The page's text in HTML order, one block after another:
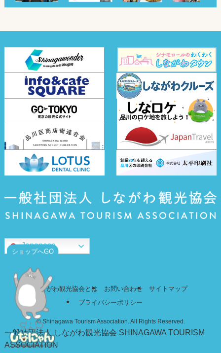
Japanese
しながわ観光協会とは お問い合わせ
サイトマップ
プライバシーポリシー
©Shinagawa Tourism Association. All Rights Reserved.
一般社団法人 しながわ観光協会 SHINAGAWA TOURISM
ASSOCIATION
ショップへGO